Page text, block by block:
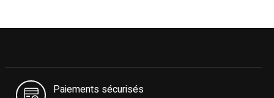
Paiements sécurisés